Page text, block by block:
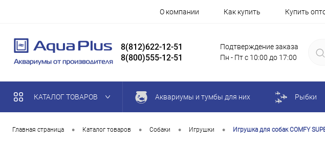
О компании Как купить Купить
8(812)622-12-51
8(800)555-12-51
Подтверждение заказа
Пн - Пт с 10:00 до 17:00
КАТАЛОГ ТОВАРОВ Аквариумы и тумбы для них Рыбки
Главная страница • Каталог товаров • Собаки • Игрушки • Игрушка для собак COMFY